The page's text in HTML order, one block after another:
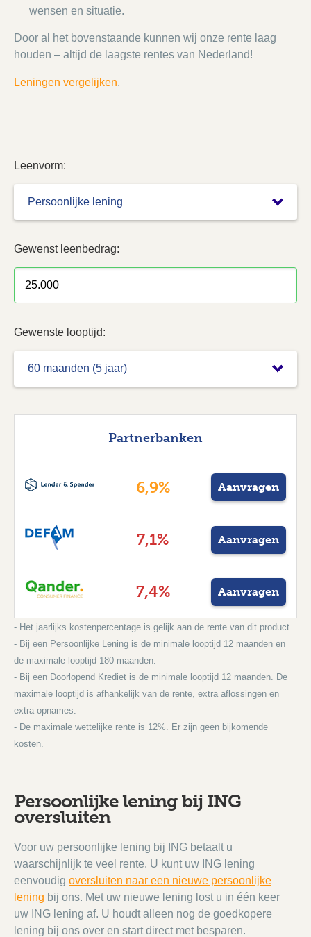
wensen en situatie.
Door al het bovenstaande kunnen wij onze rente laag
houden – altijd de laagste rentes van Nederland!
Leningen vergelijken.
Leenvorm:
Gewenst leenbedrag:
Gewenste looptijd:
Partner­banken
6,9% Aanvragen
7,1% Aanvragen
7,4% Aanvragen
- Het jaarlijks kostenpercentage is gelijk aan de rente van dit product.
- Bij een Persoonlijke Lening is de minimale looptijd 12 maanden en
de maximale looptijd 180 maanden.
- Bij een Doorlopend Krediet is de minimale looptijd 12 maanden. De
maximale looptijd is afhankelijk van de rente, extra aflossingen en
extra opnames.
- De maximale wettelijke rente is 12%. Er zijn geen bijkomende
kosten.
Persoonlijke lening bij ING
oversluiten
Voor uw persoonlijke lening bij ING betaalt u
waarschijnlijk te veel rente. U kunt uw ING lening
eenvoudig oversluiten naar een nieuwe persoonlijke
lening bij ons. Met uw nieuwe lening lost u in één keer
uw ING lening af. U houdt alleen nog de goedkopere
lening bij ons over en start direct met besparen.